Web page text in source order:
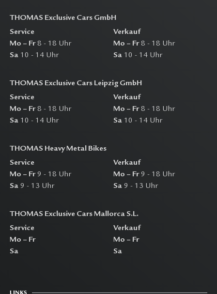
THOMAS Exclusive Cars GmbH
Service
Mo – Fr8 - 18 Uhr
Sa 10 - 14 Uhr
Verkauf
Mo – Fr8 - 18 Uhr
Sa 10 - 14 Uhr
THOMAS Exclusive Cars Leipzig GmbH
Service
Mo – Fr8 - 18 Uhr
Sa 10 - 14 Uhr
Verkauf
Mo – Fr8 - 18 Uhr
Sa 10 - 14 Uhr
THOMAS Heavy Metal Bikes
Service
Mo – Fr9 - 18 Uhr
Sa 9 - 13 Uhr
Verkauf
Mo – Fr9 - 18 Uhr
Sa 9 - 13 Uhr
THOMAS Exclusive Cars Mallorca S.L.
Service
Mo – Fr
Sa
Verkauf
Mo – Fr
Sa